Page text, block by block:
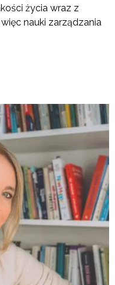
życia wraz z
nauki zarządzania